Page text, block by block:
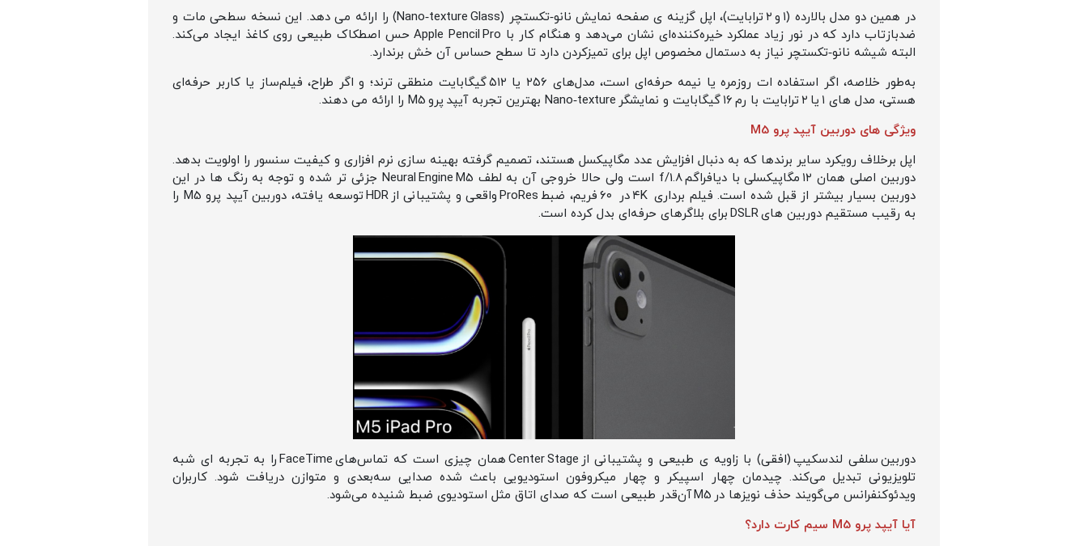
در همین دو مدل بالارده (۱ و ۲ ترابایت)، اپل گزینه‌ ی صفحه‌ نمایش نانو‑تکستچر (Nano‑texture Glass) را ارائه می‌ دهد. این نسخه سطحی مات و
ضدبازتاب دارد که در نور زیاد عملکرد خیره‌کننده‌ای نشان می‌دهد و هنگام کار با Apple Pencil Pro حس اصطکاک طبیعی روی کاغذ ایجاد می‌کند.
البته شیشه نانو‑تکستچر نیاز به دستمال مخصوص اپل برای تمیزکردن دارد تا سطح حساس آن خش برندارد.
به‌طور خلاصه، اگر استفاده‌ ات روزمره یا نیمه‌ حرفه‌ای است، مدل‌های ۲۵۶ یا ۵۱۲ گیگابایت منطقی‌ ترند؛ و اگر طراح، فیلم‌ساز یا کاربر حرفه‌ای
هستی، مدل‌ های ۱ یا ۲ ترابایت با رم ۱۶ گیگابایت و نمایشگر Nano‑texture بهترین تجربه آیپد پرو M5 را ارائه می‌ دهند.
ویژگی های دوربین آیپد پرو M5
اپل برخلاف رویکرد سایر برندها که به دنبال افزایش عدد مگاپیکسل هستند، تصمیم گرفته بهینه‌ سازی نرم‌ افزاری و کیفیت سنسور را اولویت بدهد.
دوربین اصلی همان ۱۲ مگاپیکسلی با دیافراگم f/1.8 است ولی حالا خروجی آن به لطف Neural Engine M5 جزئی‌ تر شده و توجه به رنگ ها در این
دوربین بسیار بیشتر از قبل شده است. فیلم‌ برداری ۴K در ۶۰ فریم، ضبط ProRes واقعی و پشتیبانی از HDR توسعه‌ یافته، دوربین آیپد پرو M5 را
به رقیب مستقیم دوربین‌ های DSLR برای بلاگرهای حرفه‌ای بدل کرده است.
دوربین سلفی لندسکیپ (افقی) با زاویه‌ ی طبیعی و پشتیبانی از Center Stage همان چیزی است که تماس‌های FaceTime را به تجربه‌ ای شبه
تلویزیونی تبدیل می‌کند. چیدمان چهار اسپیکر و چهار میکروفون استودیویی باعث شده صدایی سه‌بعدی و متوازن دریافت شود. کاربران
ویدئوکنفرانس می‌گویند حذف نویزها در M5 آن‌قدر طبیعی است که صدای اتاق مثل استودیوی ضبط شنیده می‌شود.
آیا آیپد پرو M5 سیم کارت دارد
؟